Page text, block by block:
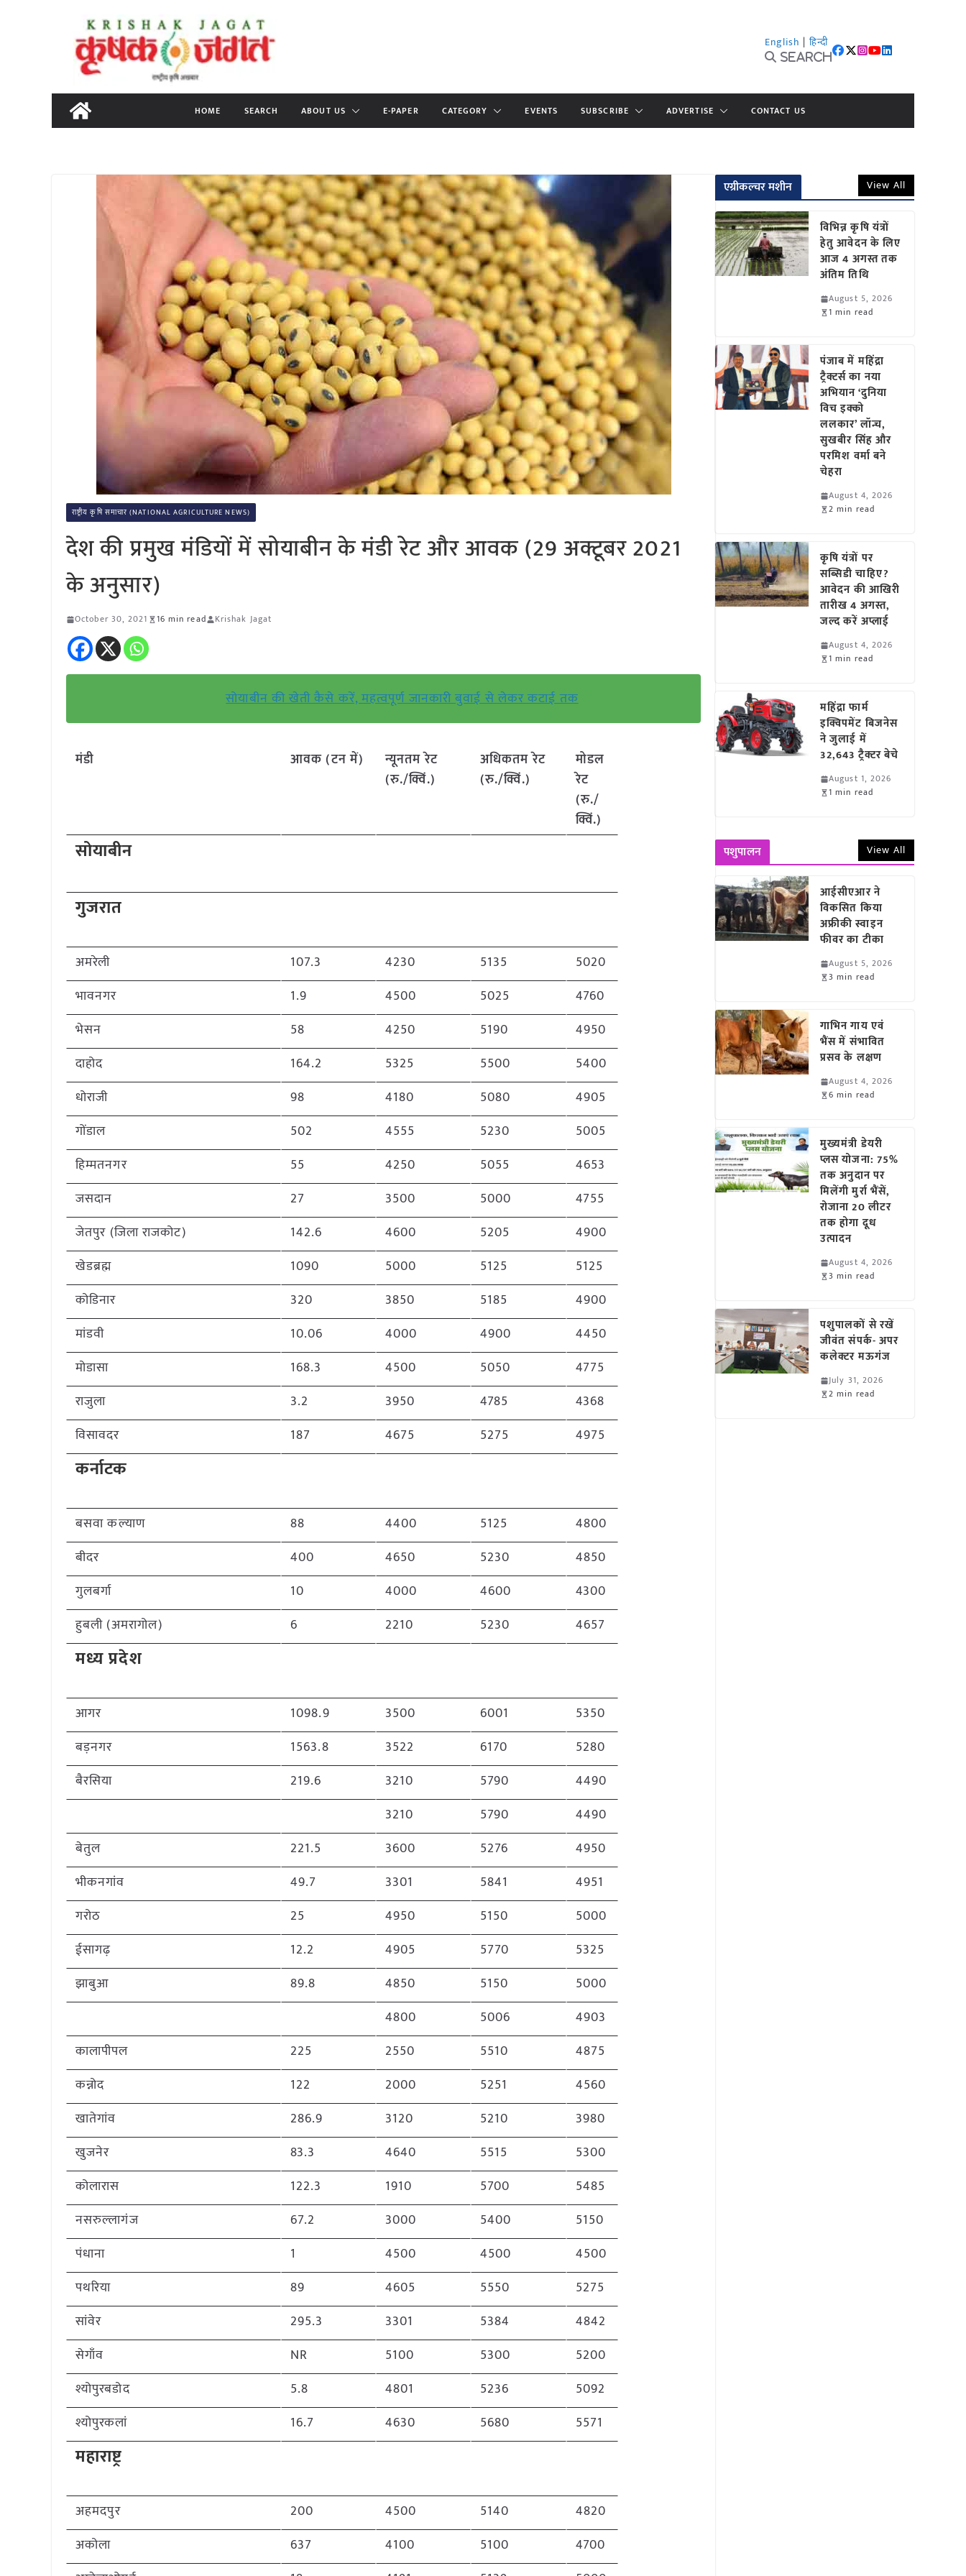
content
English | हिन्दी
Search
HOME SEARCH ABOUT US E-PAPER CATEGORY EVENTS SUBSCRIBE ADVERTISE CONTACT US
राष्ट्रीय कृषि समाचार (NATIONAL AGRICULTURE NEWS)
देश की प्रमुख मंडियों में सोयाबीन के मंडी रेट और आवक (29 अक्टूबर 2021
के अनुसार)
October 30, 2021 16 min read Krishak Jagat
सोयाबीन की खेती कैसे करें, महत्वपूर्ण जानकारी बुवाई से लेकर कटाई तक
मंडी आवक (टन में)
न्यूनतम रेट
(रु./क्विं.)
अधिकतम रेट
(रु./क्विं.)
मोडल
रेट
(रु./
क्विं.)
सोयाबीन
गुजरात
अमरेली 107.3 4230 5135
5020
भावनगर
1.9 4500 5025
4760
भेसन
58 4250 5190
4950
दाहोद
164.2 5325 5500
5400
धोराजी
98 4180 5080
4905
गोंडाल
502 4555 5230
5005
हिम्मतनगर
55 4250 5055
4653
जसदान
27 3500 5000
4755
जेतपुर (जिला राजकोट)
142.6 4600 5205
4900
खेडब्रह्म
1090 5000 5125
5125
कोडिनार
320 3850 5185
4900
मांडवी
10.06 4000 4900
4450
मोडासा
168.3 4500 5050
4775
राजुला
3.2 3950 4785
4368
विसावदर
187 4675 5275 4975
कर्नाटक
बसवा कल्याण 88 4400 5125
4800
बीदर
400 4650 5230
4850
गुलबर्गा
10 4000 4600
4300
हुबली (अमरागोल)
6 2210 5230 4657
मध्य प्रदेश
आगर 1098.9 3500 6001
5350
बड़नगर
1563.8 3522 6170
5280
बैरसिया
219.6 3210 5790
4490
3210
5790
4490
बेतुल
221.5 3600 5276
4950
भीकनगांव
49.7 3301 5841
4951
गरोठ
25 4950 5150
5000
ईसागढ़
12.2 4905 5770
5325
झाबुआ
89.8 4850 5150
5000
4800
5006
4903
कालापीपल
225 2550 5510
4875
कन्नोद
122 2000 5251
4560
खातेगांव
286.9 3120 5210
3980
खुजनेर
83.3 4640 5515
5300
कोलारास
122.3 1910 5700
5485
नसरुल्लागंज
67.2 3000 5400
5150
पंधाना
1 4500 4500
4500
पथरिया
89 4605 5550
5275
सांवेर
295.3 3301 5384
4842
सेगाँव
NR 5100 5300
5200
श्योपुरबडोद
5.8 4801 5236
5092
श्योपुरकलां
16.7 4630 5680 5571
महाराष्ट्र
अहमदपुर 200 4500 5140
4820
अकोला
637 4100 5100
4700
एग्रीकल्चर मशीन View All
विभिन्न कृषि यंत्रों
हेतु आवेदन के लिए
आज 4 अगस्त तक
अंतिम तिथि
August 5, 2026
1 min read
पंजाब में महिंद्रा
ट्रैक्टर्स का नया
अभियान ‘दुनिया
विच इक्को
ललकार’ लॉन्च,
सुखबीर सिंह और
परमिश वर्मा बने
चेहरा
August 4, 2026
2 min read
कृषि यंत्रों पर
सब्सिडी चाहिए?
आवेदन की आखिरी
तारीख 4 अगस्त,
जल्द करें अप्लाई
August 4, 2026
1 min read
महिंद्रा फार्म
इक्विपमेंट बिजनेस
ने जुलाई में
32,643 ट्रैक्टर बेचे
August 1, 2026
1 min read
पशुपालन View All
आईसीएआर ने
विकसित किया
अफ्रीकी स्वाइन
फीवर का टीका
August 5, 2026
3 min read
गाभिन गाय एवं
भैंस में संभावित
प्रसव के लक्षण
August 4, 2026
6 min read
मुख्यमंत्री डेयरी
प्लस योजना: 75%
तक अनुदान पर
मिलेंगी मुर्रा भैंसें,
रोजाना 20 लीटर
तक होगा दूध
उत्पादन
August 4, 2026
3 min read
पशुपालकों से रखें
जीवंत संपर्क- अपर
कलेक्टर मऊगंज
July 31, 2026
2 min read